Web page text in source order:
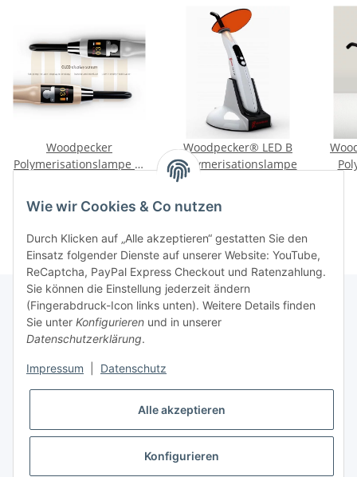
Woodpecker
Polymerisationslampe X-
Woodpecker® LED B
Polymerisationslampe
Rechtliche Hinweise
Produktinformationen
Wie wir Cookies & Co nutzen
Durch Klicken auf „Alle akzeptieren“ gestatten Sie den
Einsatz folgender Dienste auf unserer Website: YouTube,
ReCaptcha, PayPal Express Checkout und Ratenzahlung.
Sie können die Einstellung jederzeit ändern
(Fingerabdruck-Icon links unten). Weitere Details finden
Sie unter Konfigurieren und in unserer
Datenschutzerklärung.
Impressum Datenschutz
Alle akzeptieren
Konfigurieren